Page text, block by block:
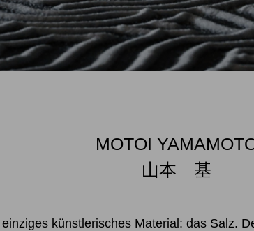
MOTOI
山本 基
künstlerisches Material: das Salz.